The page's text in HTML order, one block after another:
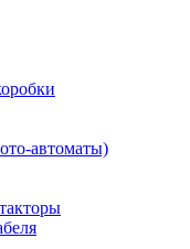
автоматы)